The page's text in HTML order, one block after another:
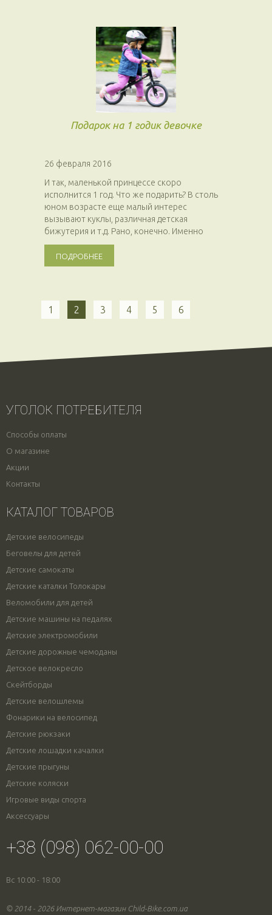
Подарок на 1 годик девочке
26 февраля 2016
И так, маленькой принцессе скоро
исполнится 1 год. Что же подарить? В столь
юном возрасте еще малый интерес
вызывают куклы, различная детская
бижутерия и т.д. Рано, конечно. Именно
поэтому подарок...
ПОДРОБНЕЕ
1 2 3 4 5 6
УГОЛОК ПОТРЕБИТЕЛЯ
Способы оплаты
О магазине
Акции
Контакты
КАТАЛОГ ТОВАРОВ
Детские велосипеды
Беговелы для детей
Детские самокаты
Детские каталки Толокары
Веломобили для детей
Детские машины на педалях
Детские электромобили
Детские дорожные чемоданы
Детское велокресло
Скейтборды
Детские велошлемы
Фонарики на велосипед
Детские рюкзаки
Детские лошадки качалки
Детские прыгуны
Детские коляски
Игровые виды спорта
Аксессуары
+38 (098) 062-00-00
Вс 10:00 - 18:00
© 2014 - 2026 Интернет-магазин Child-Bike.com.ua